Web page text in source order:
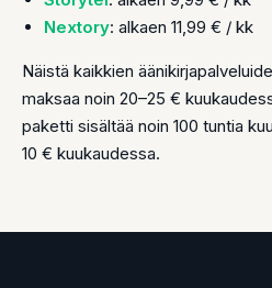
Nextory: alkaen 11,99 € / kk
Näistä kaikkien
maksaa noin 20–25 €
paketti sisältää noin 100 tuntia
10 € kuukaudessa.